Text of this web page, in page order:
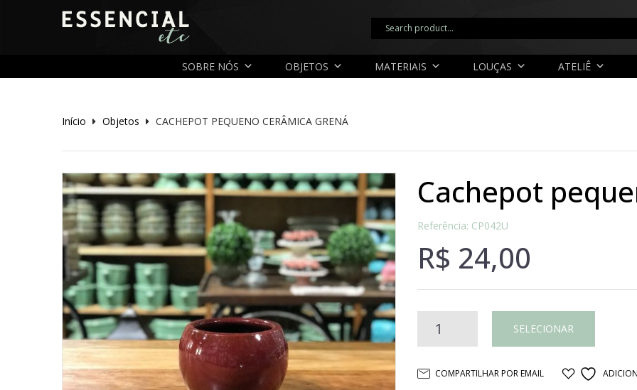
SOBRE NÓS OBJETOS MATERIAIS LOUÇAS ATELIÊ
Início Objetos CACHEPOT PEQUENO CERÂMICA GRENÁ
cachepot
Referência: CP042U
R$ 24,00
CACHEPOT SELECIONAR
COMPARTILHAR POR EMAIL